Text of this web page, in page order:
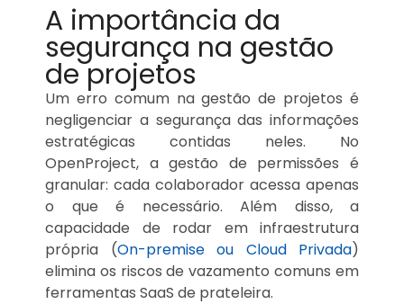
A importância da
segurança na gestão
de projetos
Um erro comum na gestão de projetos é
negligenciar a segurança das informações
estratégicas contidas neles. No
OpenProject, a gestão de permissões é
granular: cada colaborador acessa apenas
o que é necessário. Além disso, a
capacidade de rodar em infraestrutura
própria (On-premise ou Cloud Privada)
elimina os riscos de vazamento comuns em
ferramentas SaaS de prateleira.